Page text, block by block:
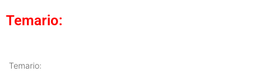
Temario:
Temario: